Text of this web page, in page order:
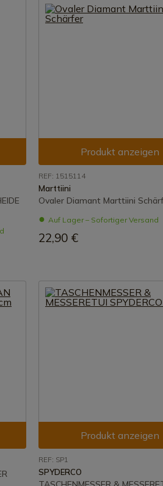
Produkt anzeigen
REF: 1515114
Marttiini
Ovaler Diamant Marttiini
Auf Lager – Sofortiger Versand
22,90 €
Produkt anzeigen
REF: SP1
SPYDERCO